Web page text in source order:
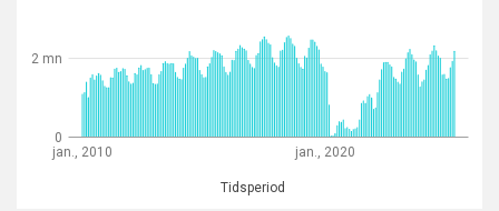
jan., 2010 jan., 2020
Tidsperiod
0
2 mn